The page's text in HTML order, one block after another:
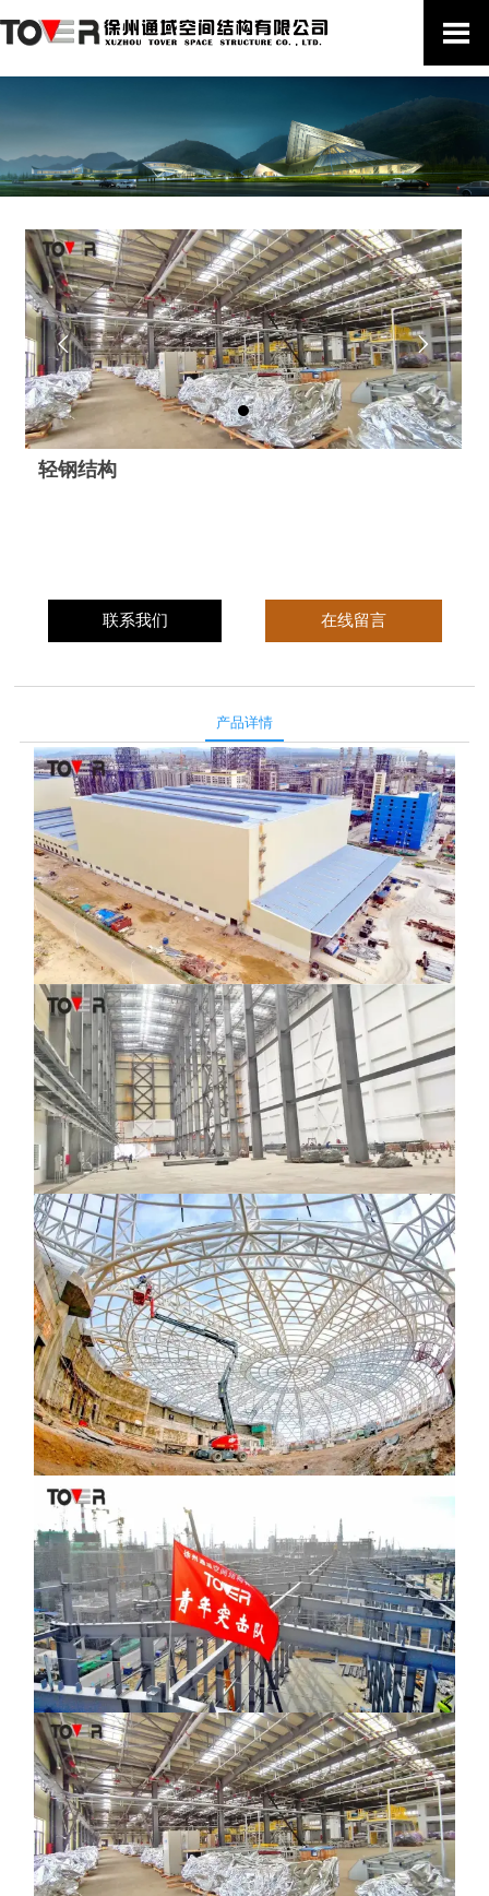

 
轻钢结构
联系我们 在线留言
产品详情